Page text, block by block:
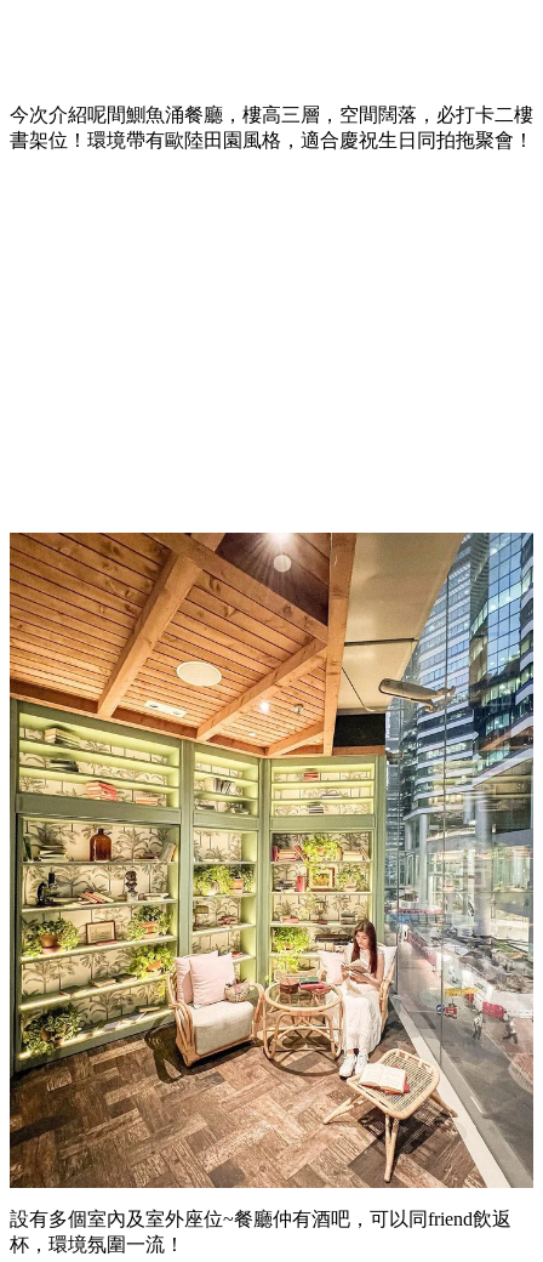
今次介紹呢間鰂魚涌餐廳，樓高三層，空間闊落，必打卡二樓
書架位！環境帶有歐陸田園風格，適合慶祝生日同拍拖聚會！
設有多個室內及室外座位~餐廳仲有酒吧，可以同friend飲返
杯，環境氛圍一流！